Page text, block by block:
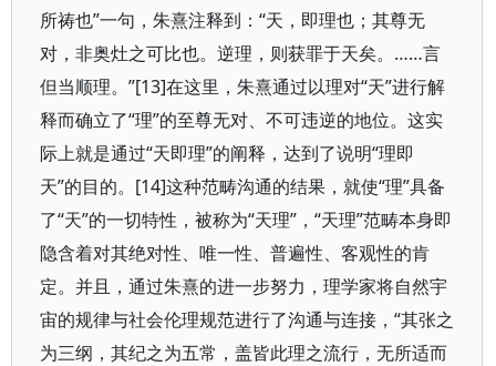
所祷也”一句，朱熹注释到：“天，即理也；其尊无
对，非奥灶之可比也。逆理，则获罪于天矣。……言
但当顺理。”[13]在这里，朱熹通过以理对“天”进行解
释而确立了“理”的至尊无对、不可违逆的地位。这实
际上就是通过“天即理”的阐释，达到了说明“理即
天”的目的。[14]这种范畴沟通的结果，就使“理”具备
了“天”的一切特性，被称为“天理”，“天理”范畴本身即
隐含着对其绝对性、唯一性、普遍性、客观性的肯
定。并且，通过朱熹的进一步努力，理学家将自然宇
宙的规律与社会伦理规范进行了沟通与连接，“其张之
为三纲，其纪之为五常，盖皆此理之流行，无所适而